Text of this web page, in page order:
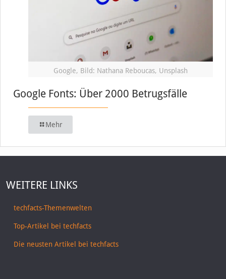
Google, Bild: Nathana Reboucas, Unsplash
Google Fonts: Über 2000 Betrugsfälle
Mehr
WEITERE LINKS
techfacts-Themenwelten
Top-Artikel bei techfacts
Die neusten Artikel bei techfacts